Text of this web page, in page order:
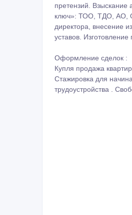
претензий. Взыскание
ключ»: ТОО, ТДО, АО,
директора, внесение
уставов.
Оформление сделок :
Купля продажа
Стажировка для
трудоустройства .